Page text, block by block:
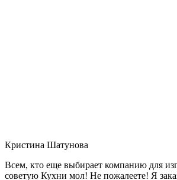
Кристина Шатунова
Всем, кто еще выбирает компанию для
советую Кухни мол! Не пожалеете! Я